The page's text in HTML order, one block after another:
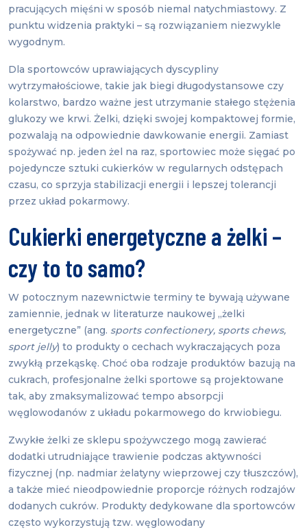
pracujących mięśni w sposób niemal natychmiastowy. Z
punktu widzenia praktyki – są rozwiązaniem niezwykle
wygodnym.
Dla sportowców uprawiających dyscypliny
wytrzymałościowe, takie jak biegi długodystansowe czy
kolarstwo, bardzo ważne jest utrzymanie stałego stężenia
glukozy we krwi. Żelki, dzięki swojej kompaktowej formie,
pozwalają na odpowiednie dawkowanie energii. Zamiast
spożywać np. jeden żel na raz, sportowiec może sięgać po
pojedyncze sztuki cukierków w regularnych odstępach
czasu, co sprzyja stabilizacji energii i lepszej tolerancji
przez układ pokarmowy.
Cukierki energetyczne a żelki –
czy to to samo?
W potocznym nazewnictwie terminy te bywają używane
zamiennie, jednak w literaturze naukowej „żelki
energetyczne” (ang. sports confectionery, sports chews,
sport jelly) to produkty o cechach wykraczających poza
zwykłą przekąskę. Choć oba rodzaje produktów bazują na
cukrach, profesjonalne żelki sportowe są projektowane
tak, aby zmaksymalizować tempo absorpcji
węglowodanów z układu pokarmowego do krwiobiegu.
Zwykłe żelki ze sklepu spożywczego mogą zawierać
dodatki utrudniające trawienie podczas aktywności
fizycznej (np. nadmiar żelatyny wieprzowej czy tłuszczów),
a także mieć nieodpowiednie proporcje różnych rodzajów
dodanych cukrów. Produkty dedykowane dla sportowców
często wykorzystują tzw. węglowodany